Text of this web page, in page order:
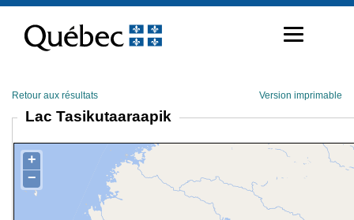
contenu
Retour aux résultats Version imprimable
Lac Tasikutaaraapik
+
−